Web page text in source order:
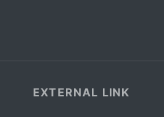
EXTERNAL LINK